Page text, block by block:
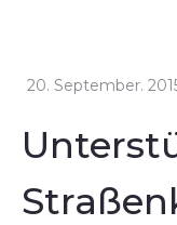
20. September.